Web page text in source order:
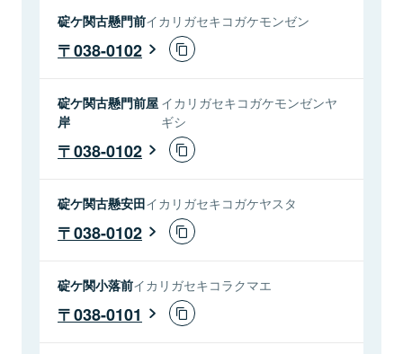
碇ケ関古懸門前イカリガセキコガケモンゼン
038-0102
碇ケ関古懸門前屋
岸
イカリガセキコガケモンゼンヤ
ギシ
038-0102
碇ケ関古懸安田イカリガセキコガケヤスタ
038-0102
碇ケ関小落前イカリガセキコラクマエ
038-0101